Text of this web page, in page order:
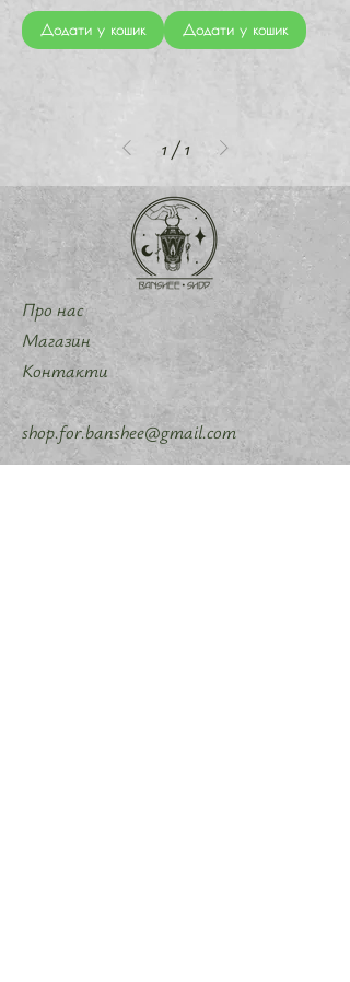
Додати у кошик Додати у кошик
1 / 1
Про нас
Магазин
Контакти
shop.for.banshee@gmail.com